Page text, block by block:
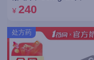
¥ 240
处方药